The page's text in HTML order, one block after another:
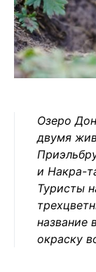
Озеро
двумя
и Накра-
Туристы
название
окраску